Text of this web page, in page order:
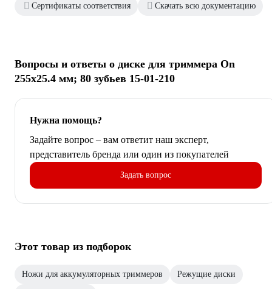
Сертификаты соответствия Скачать всю документацию
Вопросы и ответы о диске для триммера On
255х25.4 мм; 80 зубьев 15-01-210
Нужна помощь?
Задайте вопрос – вам ответит наш эксперт,
представитель бренда или один из покупателей
Задать вопрос
Этот товар из подборок
Ножи для аккумуляторных триммеров Режущие диски